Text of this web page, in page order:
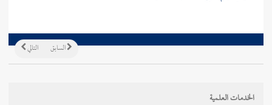
التالي السابق
الخدمات العلمية